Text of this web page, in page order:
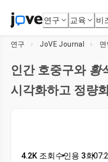
연구 교육 비
연구 JoVE Journal
인간 호중구와 황
시각화하고 정량
4.2K 조회수•인용 3회•